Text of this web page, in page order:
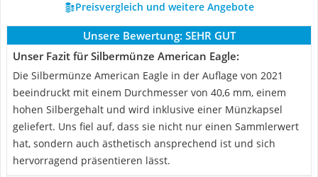
Preisvergleich und weitere Angebote
Unsere Bewertung: SEHR GUT
Unser Fazit für Silbermünze American Eagle:
Die Silbermünze American Eagle in der Auflage von 2021
beeindruckt mit einem Durchmesser von 40,6 mm, einem
hohen Silbergehalt und wird inklusive einer Münzkapsel
geliefert. Uns fiel auf, dass sie nicht nur einen Sammlerwert
hat, sondern auch ästhetisch ansprechend ist und sich
hervorragend präsentieren lässt.